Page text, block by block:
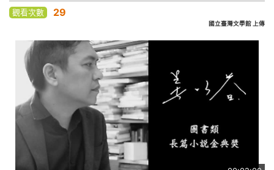
觀看次數 29
國立臺灣文學館 上傳